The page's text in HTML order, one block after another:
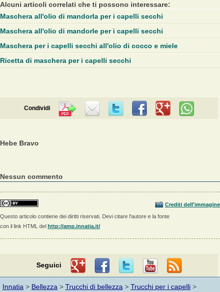
Alcuni articoli correlati che ti possono interessare:
Maschera all'olio di mandorla per i capelli secchi
Maschera all'olio di mandorle per i capelli secchi
Maschera per i capelli secchi all'olio di cocco e miele
Ricetta di maschera per i capelli secchi
Condividi
Hebe Bravo
Nessun commento
Crediti dell'immagine
Questo articolo contiene dei diritti riservati. Devi citare l'autore e la fonte
con il link HTML del http://amp.innatia.it/
Seguici
Innatia > Bellezza > Trucchi di bellezza > Trucchi per i capelli >